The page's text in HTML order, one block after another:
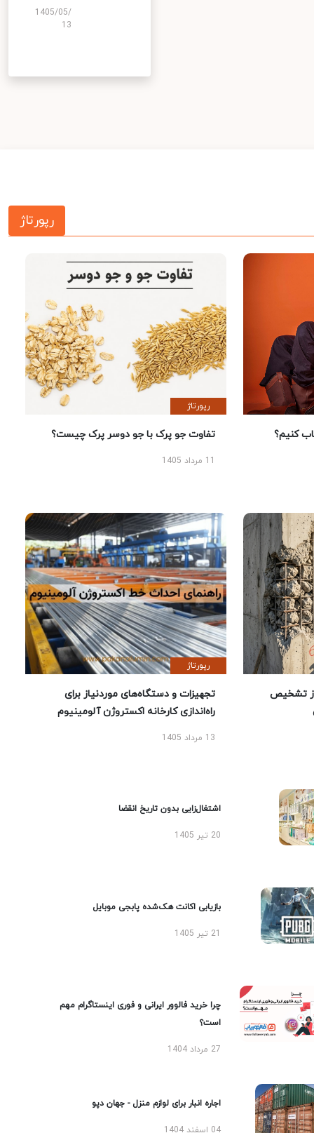
1405/05/
13
رپورتاژ
کنیم؟
رپورتاژ
تفاوت جو پرک با جو دوسر پرک چیست؟
تشخیص
رپورتاژ
تجهیزات و دستگاه‌های موردنیاز برای
راه‌اندازی کارخانه اکستروژن آلومینیوم
13 مرداد 1405
اشتغال‌زایی بدون تاریخ انقضا
20 تیر 1405
بازیابی اکانت هک‌شده پابجی موبایل
چرا خرید فالوور ایرانی و فوری اینستاگرام مهم
است؟
27 مرداد 1404
اجاره انبار برای لوازم منزل - جهان دپو
04 اسفند 1404